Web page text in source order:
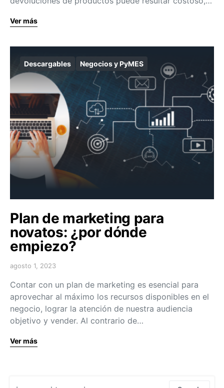
Ver más
Descargables Negocios y PyMES
Plan de marketing para
novatos: ¿por dónde
empiezo?
agosto 1, 2023
Contar con un plan de marketing es esencial para
aprovechar al máximo los recursos disponibles en el
negocio, lograr la atención de nuestra audiencia
objetivo y vender. Al contrario de…
Ver más